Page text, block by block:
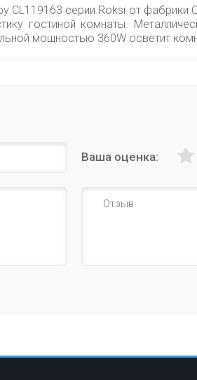
CL119163 серии Roksi от
гостиной комнаты.
мощностью 360W осветит
Ваша оценка: